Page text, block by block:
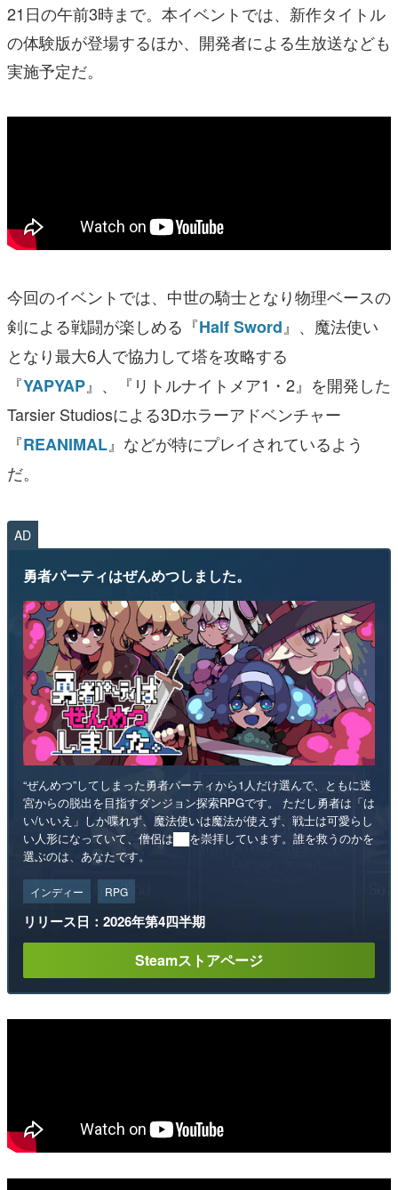
21日の午前3時まで。本イベントでは、新作タイトル
の体験版が登場するほか、開発者による生放送なども
実施予定だ。
今回のイベントでは、中世の騎士となり物理ベースの
剣による戦闘が楽しめる『Half Sword 』 、魔法使い
となり最大6人で協力して塔を攻略する
『YAPYAP』、『リトルナイトメア1・2』を開発した
Tarsier Studiosによる3Dホラーアドベンチャー
『REANIMAL』などが特にプレイされているよう
だ。
AD
勇者パーティはぜんめつしました。
“ぜんめつ”してしまった勇者パーティから1人だけ選んで、ともに迷
宮からの脱出を目指すダンジョン探索RPGです。 ただし勇者は「は
い/いいえ」しか喋れず、魔法使いは魔法が使えず、戦士は可愛らし
い人形になっていて、僧侶は██を崇拝しています。誰を救うのかを
選ぶのは、あなたです。
インディー RPG
リリース日：2026年第4四半期
Steamストアページ